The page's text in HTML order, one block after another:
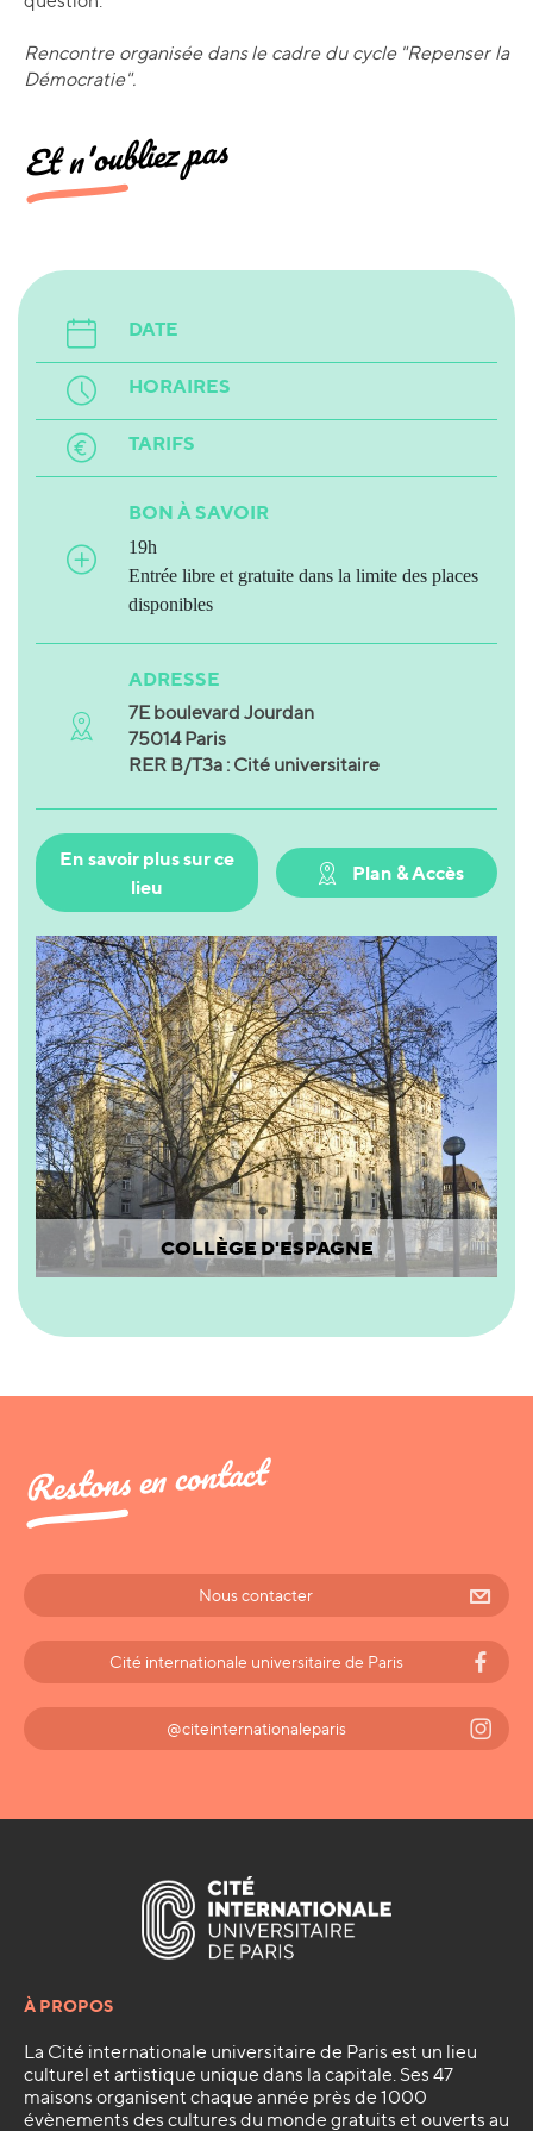
Rencontre organisée dans le cadre du cycle "Repenser la
Démocratie".
Et n'oubliez pas
DATE
HORAIRES
TARIFS
BON À SAVOIR
19h
Entrée libre et gratuite dans la limite des places
disponibles
ADRESSE
7E boulevard Jourdan
75014 Paris
RER B/T3a : Cité universitaire
En savoir plus sur ce
lieu
Plan & Accès
COLLÈGE D'ESPAGNE
Restons en contact
Nous contacter
Cité internationale universitaire de Paris
@citeinternationaleparis
À PROPOS
La Cité internationale universitaire de Paris est un lieu
culturel et artistique unique dans la capitale. Ses 47
maisons organisent chaque année près de 1000
évènements des cultures du monde gratuits et ouverts au